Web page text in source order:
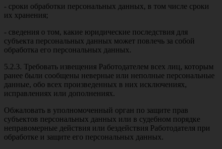
- сроки обработки персональных данных, в том числе сроки
их хранения;
- сведения о том, какие юридические последствия для
субъекта персональных данных может повлечь за собой
обработка его персональных данных.
5.2.3. Требовать извещения Работодателем всех лиц, которым
ранее были сообщены неверные или неполные персональные
данные, обо всех произведенных в них исключениях,
исправлениях или дополнениях.
Обжаловать в уполномоченный орган по защите прав
субъектов персональных данных или в судебном порядке
неправомерные действия или бездействия Работодателя при
обработке и защите его персональных данных.